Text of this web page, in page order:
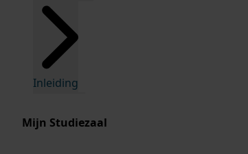
Inleiding
Mijn Studiezaal